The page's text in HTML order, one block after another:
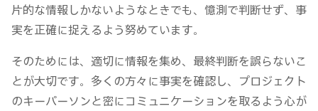
片的な情報しかないようなときでも、憶測で判断せず、事
実を正確に捉えるよう努めています。
そのためには、適切に情報を集め、最終判断を誤らないこ
とが大切です。多くの方々に事実を確認し、プロジェクト
のキーパーソンと密にコミュニケーションを取るよう心が